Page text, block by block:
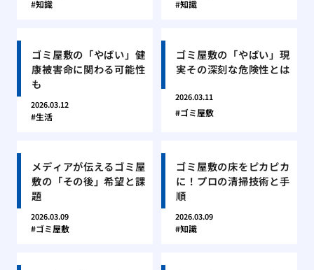
知識 知識
ゴミ屋敷の「やばい」健
康被害命に関わる可能性
も
2026.03.12
生活
ゴミ屋敷の「やばい」現
実その深刻な危険性とは
2026.03.11
ゴミ屋敷
メディアが伝えるゴミ屋
敷の「その後」希望と課
題
2026.03.09
ゴミ屋敷
ゴミ屋敷の床をピカピカ
に！プロの清掃技術と手
順
2026.03.09
知識